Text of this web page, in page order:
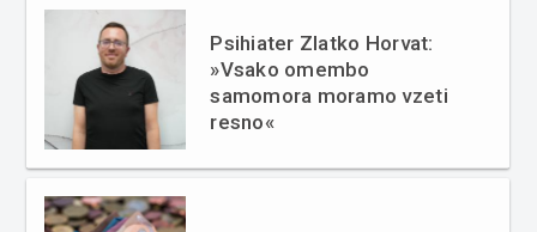
Psihiater Zlatko Horvat:
»Vsako omembo
samomora moramo vzeti
resno«